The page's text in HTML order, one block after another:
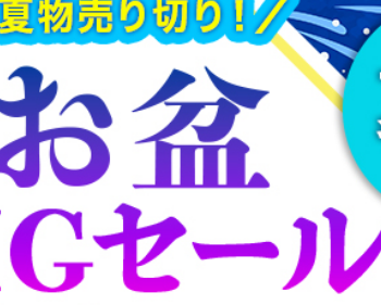
地 付け下げ
留袖
振袖・打掛
羽織 リサイクル道行コート
道中着 リサイクル雨コート
羽織
和装下着
鉄瓶
茶托
Baccarat
WEDGWOOD
伊賀焼 古曽部焼
虫明焼 赤膚焼
丹波焼
京焼 九谷焼
出石焼
平戸焼
志野焼
朝日焼 楽山焼
益子焼
相馬焼
粟田焼 紀州焼
織部焼